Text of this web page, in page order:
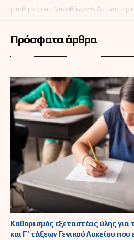
υποψηφίων
έτους 2026 στις
τη μαθητεία και Υπευθύνων Δ.Δ.Ε. για τη
Πρόσφατα άρθρα
Καθορισμός εξεταστέας ύλης για
και Γ’ τάξεων Γενικού Λυκείου